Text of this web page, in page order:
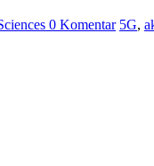
0 Komentar 5G,